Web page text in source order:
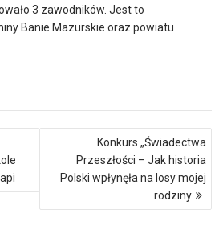
3 zawodników. Jest to
Banie Mazurskie oraz powiatu
Konkurs „Świadectwa
Przeszłości – Jak historia
Polski wpłynęła na losy mojej
rodziny